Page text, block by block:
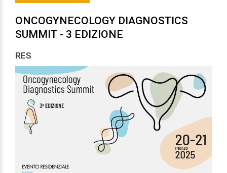
ONCOGYNECOLOGY DIAGNOSTICS
SUMMIT - 3 EDIZIONE
RES